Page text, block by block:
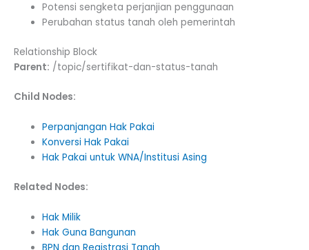
Potensi sengketa perjanjian penggunaan
Perubahan status tanah oleh pemerintah
Relationship Block
Parent: /topic/sertifikat-dan-status-tanah
Child Nodes:
Perpanjangan Hak Pakai
Konversi Hak Pakai
Hak Pakai untuk WNA/Institusi Asing
Related Nodes:
Hak Milik
Hak Guna Bangunan